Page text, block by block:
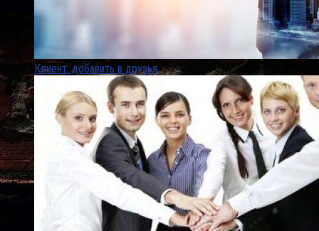
Клиент. добавить в друзья